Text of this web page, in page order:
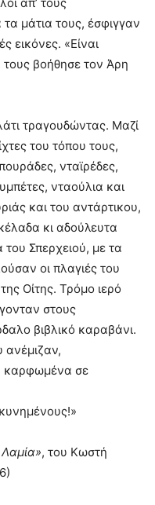
απ’ τους
μάτια τους, έσφιγγαν
εικόνες. «Είναι
βοήθησε τον Άρη
τραγουδώντας. Μαζί
του τόπου τους,
νταϊρέδες,
νταούλια και
και του αντάρτικου,
κι αδούλευτα
Σπερχειού, με τα
οι πλαγιές του
Οίτης. Τρόμο ιερό
στους
βιβλικό καραβάνι.
ανέμιζαν,
καρφωμένα σε
, του Κωστή